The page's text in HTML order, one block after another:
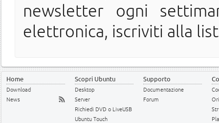
newsletter ogni
elettronica, iscriviti alla
Home
Download
News
Scopri Ubuntu
Desktop
Server
Richiedi DVD o LiveUSB
Ubuntu Touch
Supporto
Documentazione
Forum